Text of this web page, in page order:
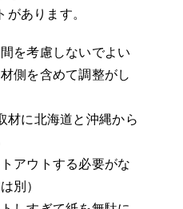
あります。
を考慮しないでよい
側を含めて調整がし
材に北海道と沖縄から
アウトする必要がな
別）